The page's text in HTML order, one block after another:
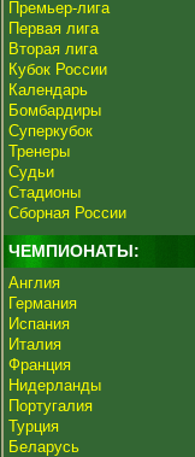
Премьер-лига
Первая лига
Вторая лига
Кубок России
Календарь
Бомбардиры
Суперкубок
Тренеры
Судьи
Стадионы
Сборная России
ЧЕМПИОНАТЫ:
Англия
Германия
Испания
Италия
Франция
Нидерланды
Португалия
Турция
Беларусь